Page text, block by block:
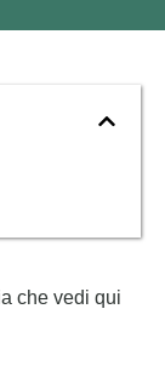
che vedi qui